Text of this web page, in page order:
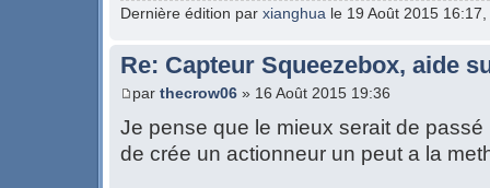
Dernière édition par xianghua le 19 Août 2015
Re: Capteur Squeezebox, aide
par thecrow06 » 16 Août 2015 19:36
Je pense que le mieux serait de
de crée un actionneur un peut a la